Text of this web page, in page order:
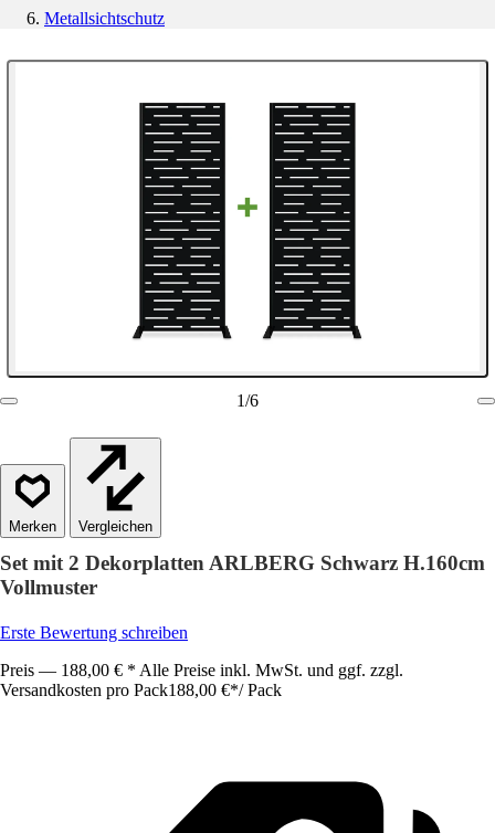
Metallsichtschutz
1/6
Vergleichen
Set mit 2 Dekorplatten ARLBERG Schwarz H.160cm
Vollmuster
Erste Bewertung schreiben
Preis — 188,00 € * Alle Preise inkl. MwSt. und ggf. zzgl.
Versandkosten pro Pack188,00 €*/ Pack